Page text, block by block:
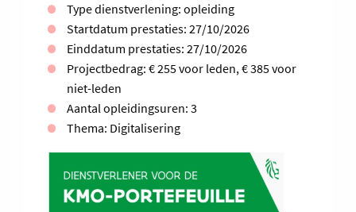
Type dienstverlening: opleiding
Startdatum prestaties: 27/10/2026
Einddatum prestaties: 27/10/2026
Projectbedrag: € 255 voor leden, € 385 voor
niet-leden
Aantal opleidingsuren: 3
Thema: Digitalisering